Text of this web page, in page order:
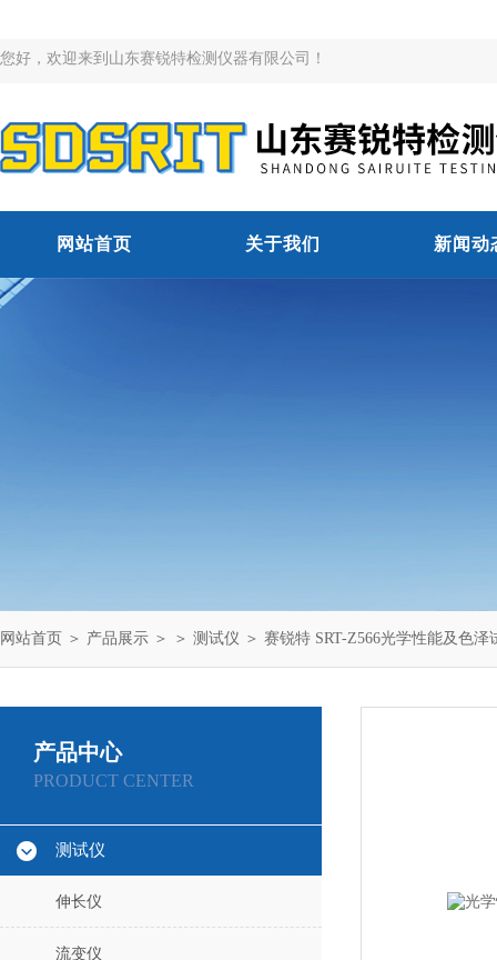
您好，欢迎来到山东赛锐特检测仪器有限公司！
网站首页 关于我们 新闻动
网站首页 ＞ 产品展示 ＞ ＞ 测试仪 ＞ 赛锐特 SRT-Z566光学性能及色
产品中心
PRODUCT CENTER
测试仪
伸长仪
流变仪